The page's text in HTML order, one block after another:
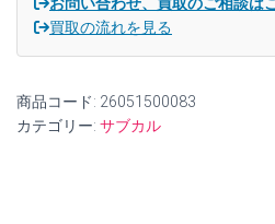
買取の流れを見る
商品コード: 26051500083
カテゴリー: サブカル